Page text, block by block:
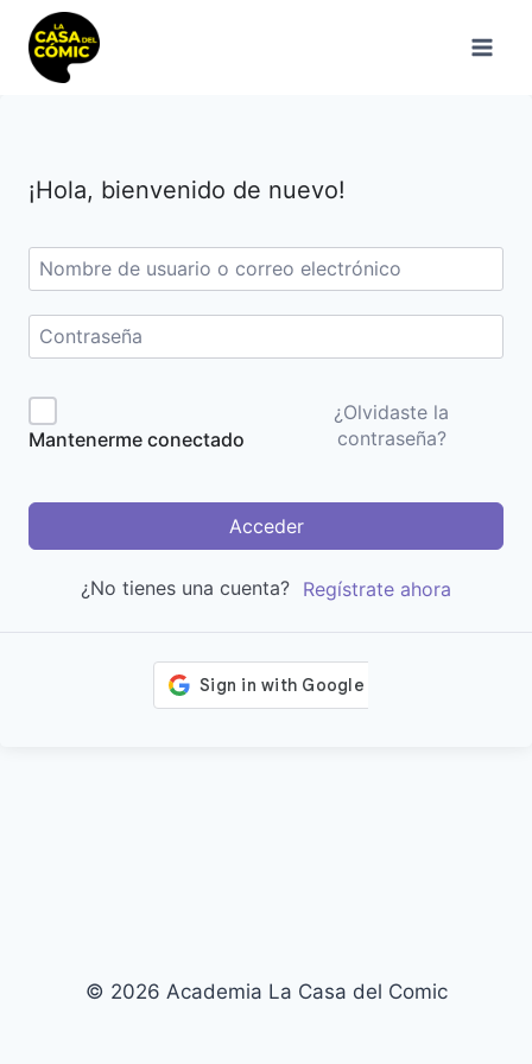
Saltar
contenido
¡Hola, bienvenido de nuevo!
Mantenerme conectado
¿Olvidaste la
contraseña?
Acceder
¿No tienes una cuenta? Regístrate ahora
© 2026 Academia La Casa del Comic